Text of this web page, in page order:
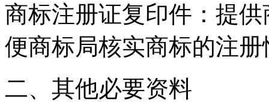
商标注册证复印件‌：提
便商标局核实商标的注
二、其他必要资料